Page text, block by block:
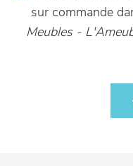
sur commande
Meubles -